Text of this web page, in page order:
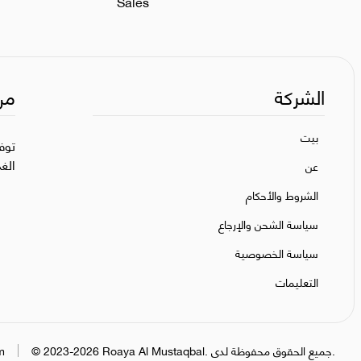
الشركة
بيت
عن
الشروط والأحكام
سياسة الشحن والإرجاع
سياسة الخصوصية
التعليمات
©2023-2026 Roaya Al Mustaqbal. جميع الحقوق محفوظة لدى.